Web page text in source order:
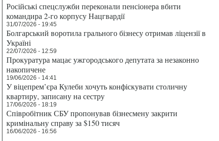
Російські спецслужби переконали пенсіонера вбити
командира 2-го корпусу Нацгвардії
31/07/2026 - 19:45
Болгарський воротила грального бізнесу отримав ліцензії в
Україні
22/07/2026 - 12:59
Прокуратура мацає ужгородського депутата за незаконно
накопичене
19/06/2026 - 14:41
У віцепрем’єра Кулеби хочуть конфіскувати столичну
квартиру, записану на сестру
17/06/2026 - 18:19
Співробітник СБУ пропонував бізнесмену закрити
кримінальну справу за $150 тисяч
16/06/2026 - 16:56